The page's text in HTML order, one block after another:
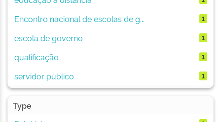
Encontro nacional de escolas de g... 1
escola de governo 1
qualificação 1
servidor público 1
Type